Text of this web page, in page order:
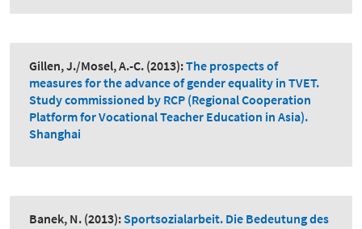
Gillen, J./Mosel, A.-C. (2013):The prospects of
measures for the advance of gender equality in TVET.
Study commissioned by RCP (Regional Cooperation
Platform for Vocational Teacher Education in Asia).
Shanghai
Banek, N. (2013):Sportsozialarbeit. Die Bedeutung des